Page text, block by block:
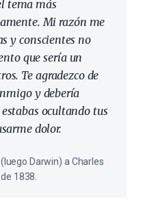
tema más
Mi razón me
y conscientes no
que sería un
Te agradezco de
y debería
ocultando tus
dolor.
Darwin) a Charles
1838.